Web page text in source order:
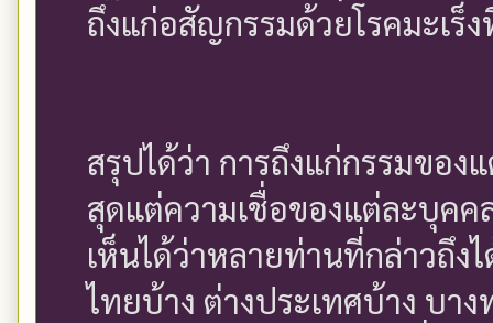
ถึงแก่อสัญกรรมด้วยโรคมะเร็
สรุปได้ว่า การถึงแก่กรรมของ
สุดแต่ความเชื่อของแต่ละบุคค
เห็นได้ว่าหลายท่านที่กล่าวถึง
ไทยบ้าง ต่างประเทศบ้าง บ